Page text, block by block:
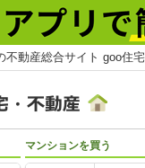
不動産総合サイト goo住
マンションを買う